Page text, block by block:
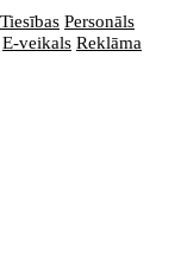
Tiesības Personāls
E-veikals Reklāma